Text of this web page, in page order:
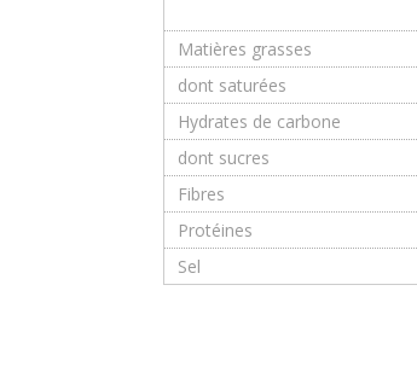
Matières grasses
dont saturées
Hydrates de carbone
dont sucres
Fibres
Protéines
Sel